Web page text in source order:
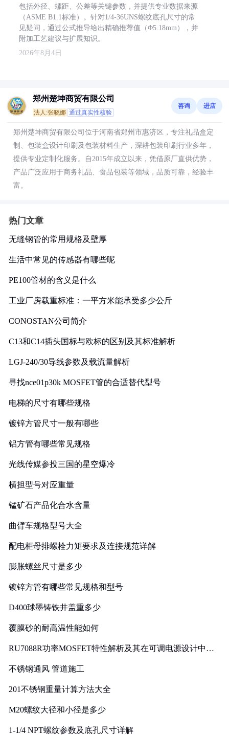
包括外径、螺距、公差等关键参数，并提供专业数据来源
（ASME B1.1标准）。针对1/4-36UNS螺纹底孔尺寸的常
见疑问，通过公式推导给出精确推荐值（Φ5.18mm），并
附加工艺建议与扩展知识。
2026年8月4日
郑州楚坤商贸有限公司
法人:张晓娜 通过真实性核验
咨询 进店
郑州楚坤商贸有限公司位于河南省郑州市惠济区，专注礼品盒定
制、包装盒设计印刷及包装材料生产，深耕包装印刷行业多年，
提供专业定制化服务。自2015年成立以来，凭借原厂直供优势，
产品广泛应用于商务礼品、食品包装等领域，品质可靠，经验丰
富。
热门文章
无缝钢管的常用规格及壁厚
生活中常见的传感器有哪些呢
PE100管材的含义是什么
工业厂房载重标准：一平方米能承受多少公斤
CONOSTAN公司简介
C13和C14插头国标与欧标的区别及其标准解析
LGJ-240/30导线参数及载流量解析
寻找nce01p30k MOSFET管的合适替代型号
电梯的尺寸有哪些规格
镀锌方管尺寸一般有哪些
铝方管有哪些常见规格
光线传媒参投三国的星空爆冷
横担型号对应重量
锰矿石产品化合水含量
曲臂车规格型号大全
配电柜母排螺栓力矩要求及连接规范详解
膨胀螺丝尺寸是多少
镀锌方管有哪些常见规格和型号
D400球墨铸铁井盖重多少
覆膜砂的耐高温性能如何
RU7088R功率MOSFET特性解析及其在可调电源设计中的
不锈钢通风 管道施工
201不锈钢重量计算方法大全
M20螺纹大径和小径是多少
1-1/4 NPT螺纹参数及底孔尺寸详解